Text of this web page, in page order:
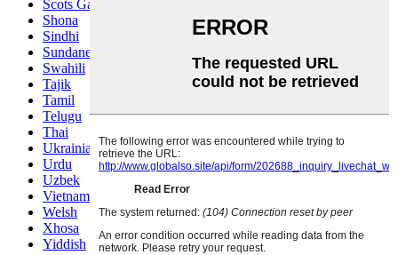
Scots Gaelic
Shona
Sindhi
Sundanese
Swahili
Tajik
Tamil
Telugu
Thai
Ukrainian
Urdu
Uzbek
Vietnamese
Welsh
Xhosa
Yiddish